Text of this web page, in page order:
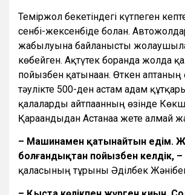
Теміржол бекетіндегі күтпеген
сенбі-жексенбіде болған.
жабылуына байланысты
көбейген. Ақтүтек боранда жолда
пойызбен қатынаған. Өткен аптаның
тәулікте 500-ден астам адам
қалаларды айтпағанның өзінде
Қарағандыдан Астанаға жете алмай
– Машинамен қатынайтын едім.
болғандықтан пойызбен келдік, –
қаласының тұрғыны Әділбек